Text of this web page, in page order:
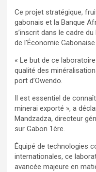
Ce projet stratégique,
gabonais et la Banque
s’inscrit dans le cadre
de l’Économie Gabonaise
« Le but de ce
qualité des
port d’Owendo.
Il est essentiel de
minerai exporté », a
Mandzadza, directeur
sur Gabon 1ère.
Équipé de technologies
internationales, ce
avancée majeure en